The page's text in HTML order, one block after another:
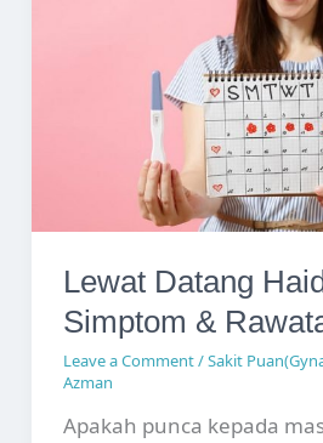
Lewat Datang
Simptom &
Leave a Comment/Sakit
Azman
Apakah punca kepada